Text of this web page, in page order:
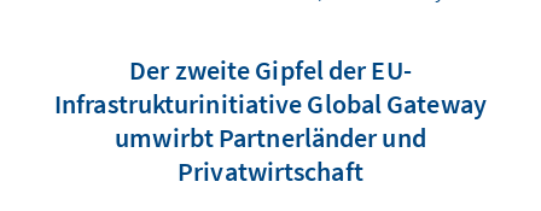
Der zweite Gipfel der EU-
Infrastrukturinitiative Global Gateway
umwirbt Partnerländer und
Privatwirtschaft